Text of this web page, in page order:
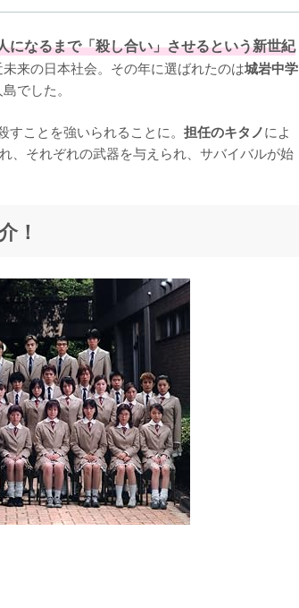
なるまで「殺し合い」させるという新世紀
来の日本社会。その年に選ばれたのは城岩中学
でした。
ことを強いられることに。 担任のキタノによ
、それぞれの武器を与えられ、サバイバルが始
！